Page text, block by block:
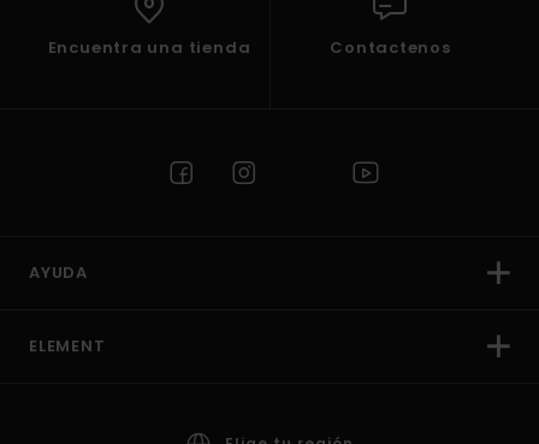
Encuentra una tienda Contactenos
AYUDA
ELEMENT